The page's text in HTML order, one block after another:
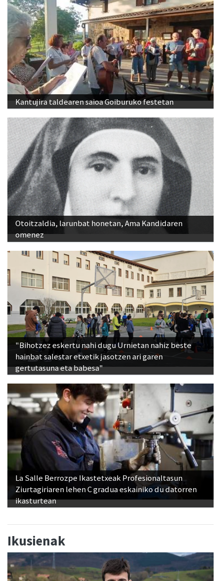
Kantujira taldearen saioa Goiburuko festetan
Otoitzaldia, larunbat honetan, Ama Kandidaren
omenez
"Bihotzez eskertu nahi dugu Urnietan nahiz beste
hainbat salestar etxetik jasotzen ari garen
gertutasuna eta babesa"
La Salle Berrozpe Ikastetxeak Profesionaltasun
Ziurtagiriaren lehen C gradua eskainiko du datorren
ikasturtean
Ikusienak